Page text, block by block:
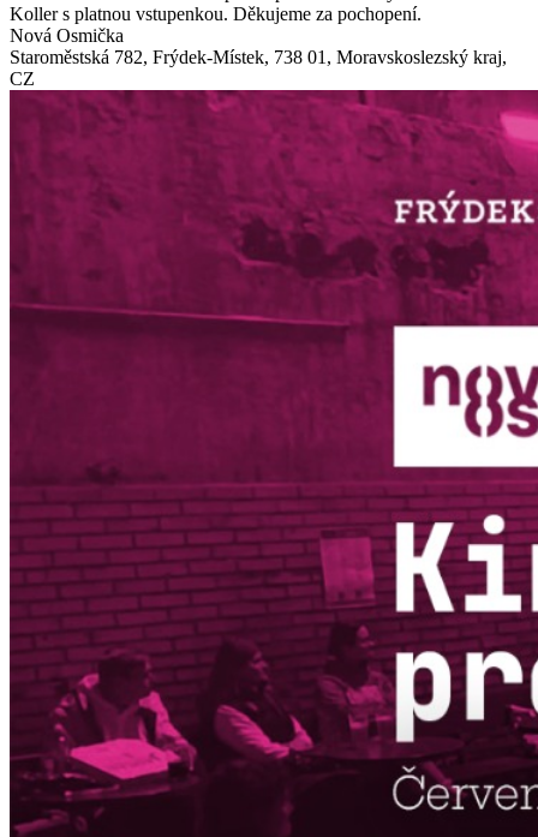
Koller s platnou vstupenkou. Děkujeme za pochopení.
Nová Osmička
Staroměstská 782, Frýdek-Místek, 738 01 , Moravskoslezský kraj,
CZ